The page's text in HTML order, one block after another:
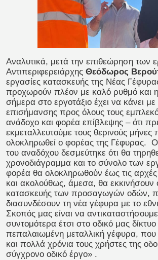
Αναλυτικά, μετά την επιθεώρηση των
Αντιπεριφερειάρχης Θεόδωρος
εργασίες κατασκευής της Νέας
προχωρούν πλέον με καλό ρυθμό και
σήμερα στο εργοτάξιο έχει να κάνει με
επισήμανσης προς όλους τους
ανάδοχο και φορέα επίβλεψης – ότι
εκμεταλλευτούμε τους θερινούς μήνες
ολοκληρωθεί ο φορέας της Γέφυρας.
του αναδόχου δεσμεύτηκε ότι θα
χρονοδιάγραμμα και το σύνολο των
φορέα θα ολοκληρωθούν έως τις
και ακολούθως, άμεσα, θα εκκινήσουν
κατασκευής των προσαγωγών οδών,
διασυνδέσουν τη νέα γέφυρα με το
Σκοπός μας είναι να
συντομότερα έτσι στο οδικό μας δίκτυο
πεπαλαιωμένη μεταλλική γέφυρα,
και πολλά χρόνια τους χρήστες της
σύγχρονο οδικό έργο» .